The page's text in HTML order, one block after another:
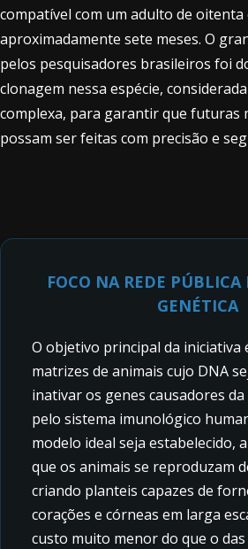
compatível com um adulto de oitenta
aproximadamente sete meses. O
pelos pesquisadores brasileiros foi
clonagem nessa espécie,
complexa, para garantir que futuras
possam ser feitas com precisão e
FOCO NA REDE PÚBLICA
GENÉTICA
O objetivo principal da iniciativa
matrizes de animais cujo DNA
inativar os genes causadores
pelo sistema imunológico
modelo ideal seja estabelecido,
que os animais se reproduzam
criando planteis capazes de
corações e córneas em larga
custo muito menor do que o